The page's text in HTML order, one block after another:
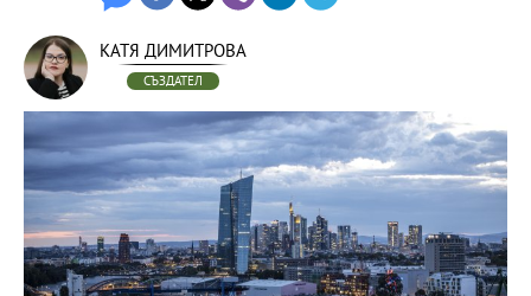
КАТЯ ДИМИТРОВА
СЪЗДАТЕЛ